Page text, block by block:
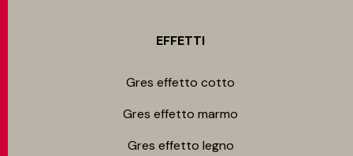
EFFETTI
Gres effetto cotto
Gres effetto marmo
Gres effetto legno